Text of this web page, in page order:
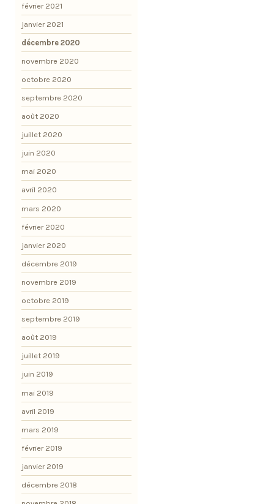
février 2021
janvier 2021
décembre 2020
novembre 2020
octobre 2020
septembre 2020
août 2020
juillet 2020
juin 2020
mai 2020
avril 2020
mars 2020
février 2020
janvier 2020
décembre 2019
novembre 2019
octobre 2019
septembre 2019
août 2019
juillet 2019
juin 2019
mai 2019
avril 2019
mars 2019
février 2019
janvier 2019
décembre 2018